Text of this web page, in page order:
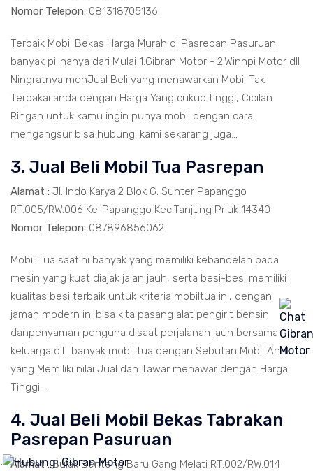
Nomor Telepon: 081318705136
Terbaik Mobil Bekas Harga Murah di Pasrepan Pasuruan
banyak pilihanya dari Mulai 1.Gibran Motor - 2.Winnpi Motor dll
Ningratnya menJual Beli yang menawarkan Mobil Tak
Terpakai anda dengan Harga Yang cukup tinggi, Cicilan
Ringan untuk kamu ingin punya mobil dengan cara
mengangsur bisa hubungi kami sekarang juga...
3. Jual Beli Mobil Tua Pasrepan
Alamat : Jl. Indo Karya 2 Blok G. Sunter Papanggo
RT.005/RW.006 Kel.Papanggo Kec.Tanjung Priuk 14340
Nomor Telepon: 087896856062
Mobil Tua saatini banyak yang memiliki kebandelan pada
mesin yang kuat diajak jalan jauh, serta besi-besi memiliki
kualitas besi terbaik untuk kriteria mobiltua ini, dengan
jaman modern ini bisa kita pasang alat pengirit bensin
danpenyaman penguna disaat perjalanan jauh bersama
keluarga dll.. banyak mobil tua dengan Sebutan Mobil Antik
yang Memiliki nilai Jual dan Tawar menawar dengan Harga
Tinggi...
4. Jual Beli Mobil Bekas Tabrakan
Pasrepan Pasuruan
Alamat :Bulak Benteng Baru Gang Melati RT.002/RW.014
.